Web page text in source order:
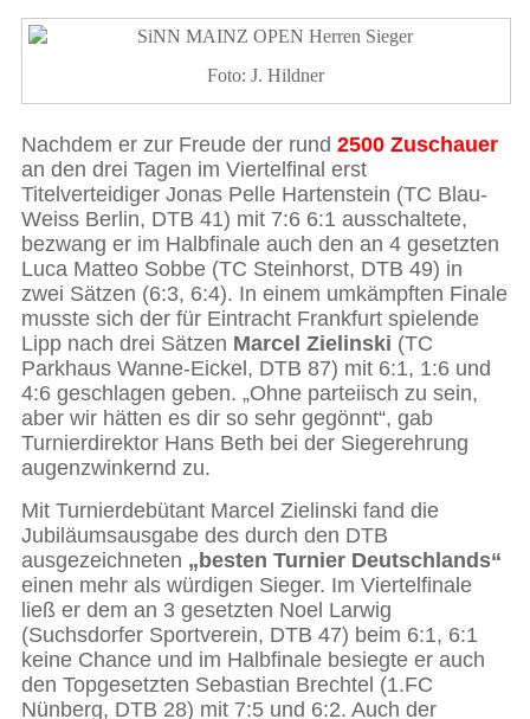
Foto: J. Hildner
Nachdem er zur Freude der rund2500 Zuschauer
an den drei Tagen im Viertelfinal erst
Titelverteidiger Jonas Pelle Hartenstein (TC Blau-
Weiss Berlin, DTB 41) mit 7:6 6:1 ausschaltete,
bezwang er im Halbfinale auch den an 4 gesetzten
Luca Matteo Sobbe (TC Steinhorst, DTB 49) in
zwei Sätzen (6:3, 6:4). In einem umkämpften Finale
musste sich der für Eintracht Frankfurt spielende
Lipp nach drei Sätzen Marcel Zielinski (TC
Parkhaus Wanne-Eickel, DTB 87) mit 6:1, 1:6 und
4:6 geschlagen geben. „Ohne parteiisch zu sein,
aber wir hätten es dir so sehr gegönnt“, gab
Turnierdirektor Hans Beth bei der Siegerehrung
augenzwinkernd zu.
Mit Turnierdebütant Marcel Zielinski fand die
Jubiläumsausgabe des durch den DTB
ausgezeichneten „besten Turnier Deutschlands“
einen mehr als würdigen Sieger. Im Viertelfinale
ließ er dem an 3 gesetzten Noel Larwig
(Suchsdorfer Sportverein, DTB 47) beim 6:1, 6:1
keine Chance und im Halbfinale besiegte er auch
den Topgesetzten Sebastian Brechtel (1.FC
Nünberg, DTB 28) mit 7:5 und 6:2. Auch der